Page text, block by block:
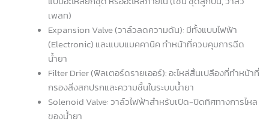
เพลท)
Expansion Valve (วาล์วลดความดัน): มีทั้งแบบไฟฟ้า
(Electronic) และแบบแมคคานิค ทำหน้าที่ควบคุมการฉีด
น้ำยา
Filter Drier (ฟิลเตอร์ดรายเออร์): อะไหล่สิ้นเปลืองที่ทำหน้าที่
กรองสิ่งสกปรกและความชื้นในระบบน้ำยา
Solenoid Valve: วาล์วไฟฟ้าสำหรับเปิด-ปิดทิศทางการไหล
ของน้ำยา